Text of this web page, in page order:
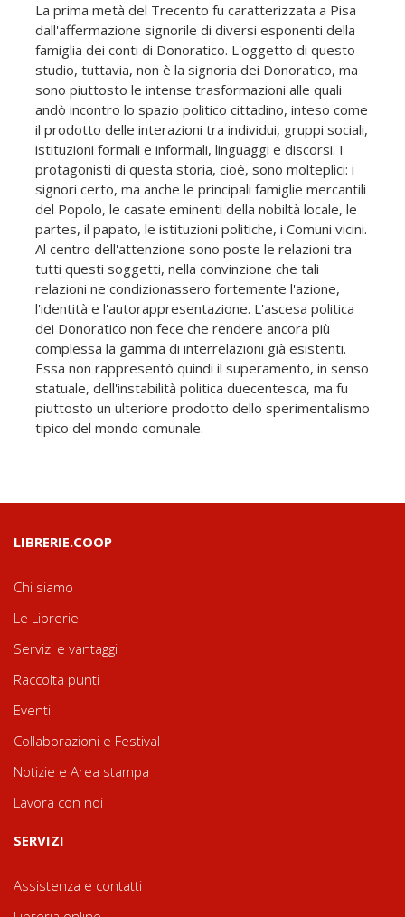
La prima metà del Trecento fu caratterizzata a Pisa
dall'affermazione signorile di diversi esponenti della
famiglia dei conti di Donoratico. L'oggetto di questo
studio, tuttavia, non è la signoria dei Donoratico, ma
sono piuttosto le intense trasformazioni alle quali
andò incontro lo spazio politico cittadino, inteso come
il prodotto delle interazioni tra individui, gruppi sociali,
istituzioni formali e informali, linguaggi e discorsi. I
protagonisti di questa storia, cioè, sono molteplici: i
signori certo, ma anche le principali famiglie mercantili
del Popolo, le casate eminenti della nobiltà locale, le
partes, il papato, le istituzioni politiche, i Comuni vicini.
Al centro dell'attenzione sono poste le relazioni tra
tutti questi soggetti, nella convinzione che tali
relazioni ne condizionassero fortemente l'azione,
l'identità e l'autorappresentazione. L'ascesa politica
dei Donoratico non fece che rendere ancora più
complessa la gamma di interrelazioni già esistenti.
Essa non rappresentò quindi il superamento, in senso
statuale, dell'instabilità politica duecentesca, ma fu
piuttosto un ulteriore prodotto dello sperimentalismo
tipico del mondo comunale.
LIBRERIE.COOP
Chi siamo
Le Librerie
Servizi e vantaggi
Raccolta punti
Eventi
Collaborazioni e Festival
Notizie e Area stampa
Lavora con noi
SERVIZI
Assistenza e contatti